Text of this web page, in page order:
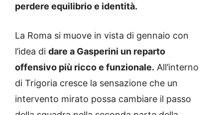
perdere equilibrio e identità.
La Roma si muove in vista di gennaio con
l’idea di dare a Gasperini un reparto
offensivo più ricco e funzionale. All’interno
di Trigoria cresce la sensazione che un
intervento mirato possa cambiare il passo